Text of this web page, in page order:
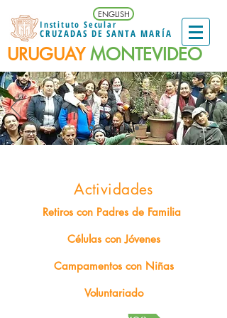
Instituto Secular
CRUZADAS DE SANTA MARÍA
ENGLISH
URUGUAYMONTEVIDEO
Actividades
Retiros con Padres de Familia
Células con Jóvenes
Campamentos con Niñas
Voluntariado